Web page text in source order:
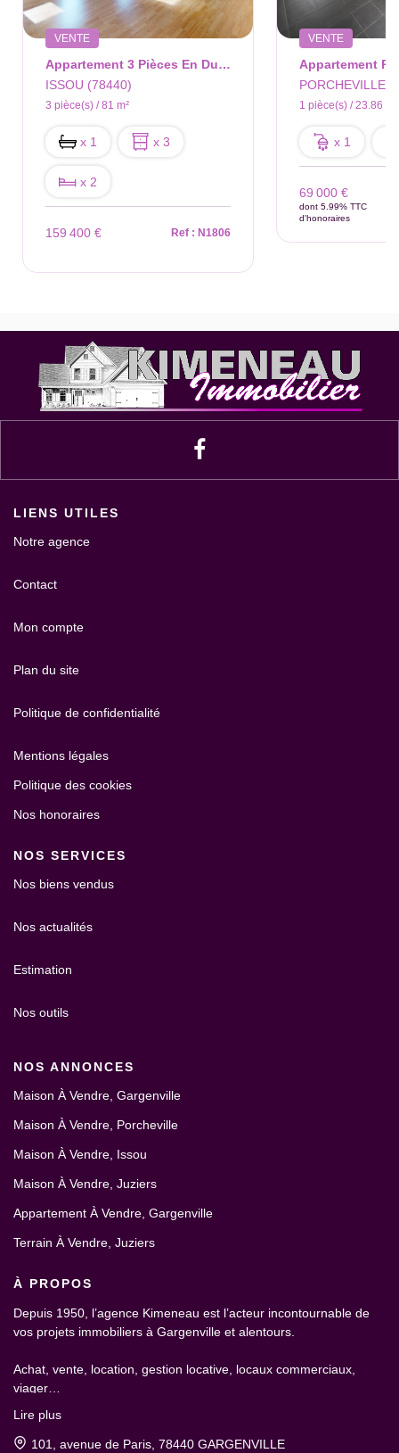
VENTE
Appartement 3 Pièces En Duplex À Issou
ISSOU (78440)
3 pièce(s) / 81 m²
x 1 x 3
x 2
159 400 € Ref : N1806
VENTE
PORCHEVILLE
1 pièce(s) / 23.86 m²
x 1
69 000 €
dont 5.99% TTC
d'honoraires
LIENS UTILES
Notre agence
Contact
Mon compte
Plan du site
Politique de confidentialité
Mentions légales
Politique des cookies
Nos honoraires
NOS SERVICES
Nos biens vendus
Nos actualités
Estimation
Nos outils
NOS ANNONCES
Maison À Vendre, Gargenville
Maison À Vendre, Porcheville
Maison À Vendre, Issou
Maison À Vendre, Juziers
Appartement À Vendre, Gargenville
Terrain À Vendre, Juziers
À PROPOS
Depuis 1950, l’agence Kimeneau est l’acteur incontournable de
vos projets immobiliers à Gargenville et alentours.
Achat, vente, location, gestion locative, locaux commerciaux,
viager…
Lire plus
101, avenue de Paris, 78440 GARGENVILLE